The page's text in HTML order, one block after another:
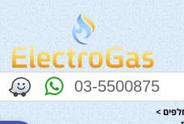
נגישות
אתר
03-5500875
>